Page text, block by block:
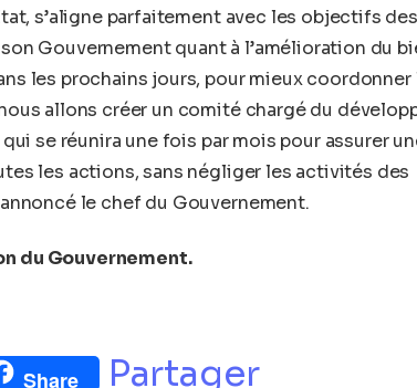
s’aligne parfaitement avec les objectifs
Gouvernement quant à l’amélioration du
les prochains jours, pour mieux coordonner
allons créer un comité chargé du
se réunira une fois par mois pour assurer
les actions, sans négliger les activités des
le chef du Gouvernement.
du Gouvernement.
Share Partager